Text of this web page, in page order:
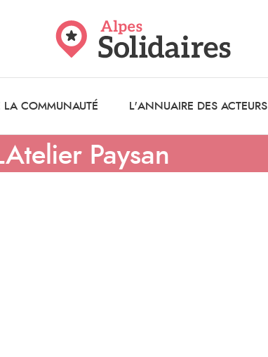
LA COMMUNAUTÉ L'ANNUAIRE DES ACTEURS
Paysan